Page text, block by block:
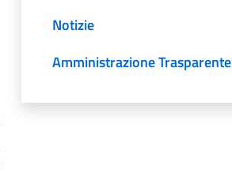
Notizie
Amministrazione Trasparente